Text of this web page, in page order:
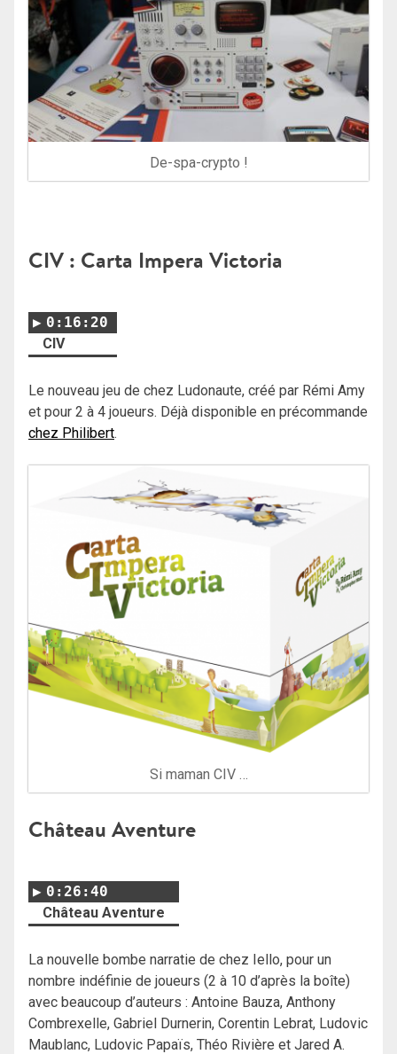
De-spa-crypto !
CIV : Carta Impera Victoria
0:16:20
CIV
Le nouveau jeu de chez Ludonaute, créé par Rémi Amy
et pour 2 à 4 joueurs. Déjà disponible en précommande
chez Philibert.
Si maman CIV …
Château Aventure
0:26:40
Château Aventure
La nouvelle bombe narratie de chez Iello, pour un
nombre indéfinie de joueurs (2 à 10 d’après la boîte)
avec beaucoup d’auteurs : Antoine Bauza, Anthony
Combrexelle, Gabriel Durnerin, Corentin Lebrat, Ludovic
Maublanc, Ludovic Papaïs, Théo Rivière et Jared A.